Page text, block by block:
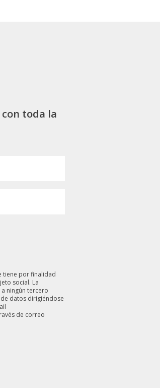
toda la
tiene por finalidad
social. La
ningún tercero
datos dirigiéndose
de correo